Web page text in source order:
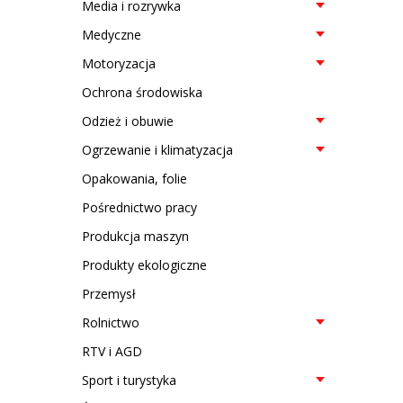
Media i rozrywka
Medyczne
Motoryzacja
Ochrona środowiska
Odzież i obuwie
Ogrzewanie i klimatyzacja
Opakowania, folie
Pośrednictwo pracy
Produkcja maszyn
Produkty ekologiczne
Przemysł
Rolnictwo
RTV i AGD
Sport i turystyka